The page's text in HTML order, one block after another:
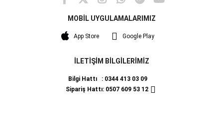
MOBİL UYGULAMALARIMIZ
App Store Google Play
İLETİŞİM BİLGİLERİMİZ
Bilgi Hattı : 0344 413 03 09
Sipariş Hattı: 0507 609 53 12